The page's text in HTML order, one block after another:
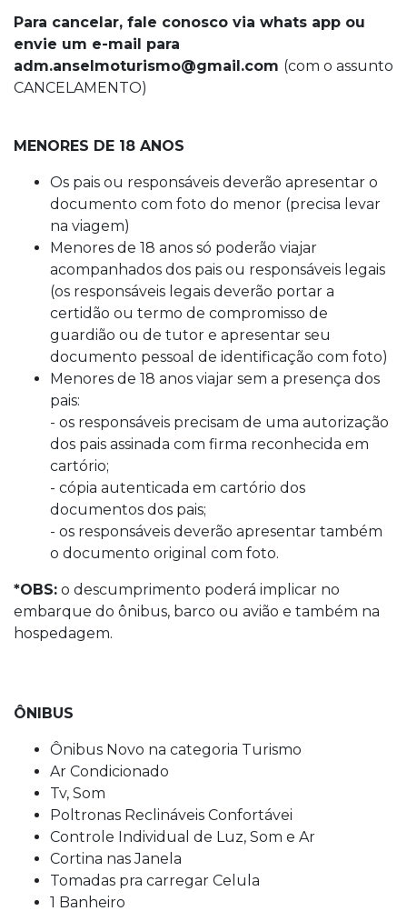
Para cancelar, fale conosco via whats app ou
envie um e-mail para
adm.anselmoturismo@gmail.com (com o assunto
CANCELAMENTO)
MENORES DE 18 ANOS
Os pais ou responsáveis deverão apresentar o
documento com foto do menor (precisa levar
na viagem)
Menores de 18 anos só poderão viajar
acompanhados dos pais ou responsáveis legais
(os responsáveis legais deverão portar a
certidão ou termo de compromisso de
guardião ou de tutor e apresentar seu
documento pessoal de identificação com foto)
Menores de 18 anos viajar sem a presença dos
pais:
- os responsáveis precisam de uma autorização
dos pais assinada com firma reconhecida em
cartório;
- cópia autenticada em cartório dos
documentos dos pais;
- os responsáveis deverão apresentar também
o documento original com foto.
*OBS: o descumprimento poderá implicar no
embarque do ônibus, barco ou avião e também na
hospedagem.
ÔNIBUS
Ônibus Novo na categoria Turismo
Ar Condicionado
Tv, Som
Poltronas Reclináveis Confortávei
Controle Individual de Luz, Som e Ar
Cortina nas Janela
Tomadas pra carregar Celula
1 Banheiro